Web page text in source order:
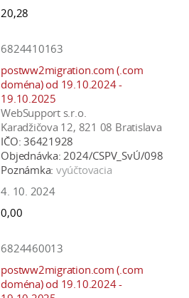
20,28
6824410163
postww2migration.com (.com
doména) od 19.10.2024 -
19.10.2025
WebSupport s.r.o.
Karadžičova 12, 821 08 Bratislava
IČO: 36421928
Objednávka: 2024/CSPV_SvÚ/098
Poznámka: vyúčtovacia
4. 10. 2024
0,00
6824460013
postww2migration.com (.com
doména) od 19.10.2024 -